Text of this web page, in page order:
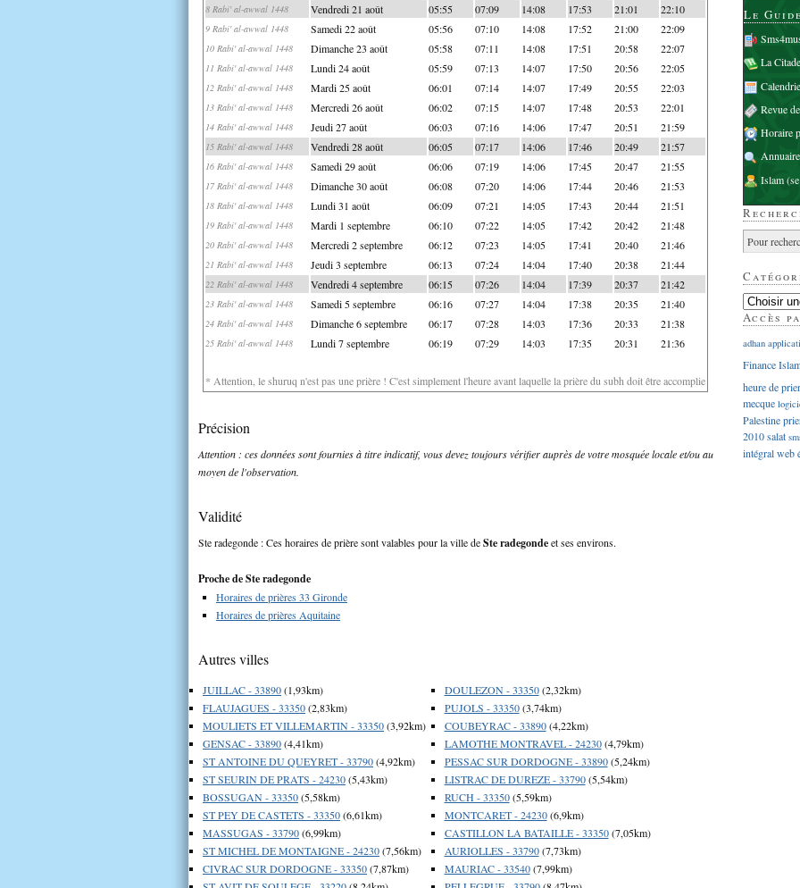
8 Rabi' al-awwal 1448 Vendredi 21 août 05:55 07:09 14:08 17:53 21:01 22:10
9 Rabi' al-awwal 1448 Samedi 22 août 05:56 07:10 14:08 17:52 21:00 22:09
10 Rabi' al-awwal 1448 Dimanche 23 août 05:58 07:11 14:08 17:51 20:58 22:07
11 Rabi' al-awwal 1448 Lundi 24 août 05:59 07:13 14:07 17:50 20:56 22:05
12 Rabi' al-awwal 1448 Mardi 25 août 06:01 07:14 14:07 17:49 20:55 22:03
13 Rabi' al-awwal 1448 Mercredi 26 août 06:02 07:15 14:07 17:48 20:53 22:01
14 Rabi' al-awwal 1448 Jeudi 27 août 06:03 07:16 14:06 17:47 20:51 21:59
15 Rabi' al-awwal 1448 Vendredi 28 août 06:05 07:17 14:06 17:46 20:49 21:57
16 Rabi' al-awwal 1448 Samedi 29 août 06:06 07:19 14:06 17:45 20:47 21:55
17 Rabi' al-awwal 1448 Dimanche 30 août 06:08 07:20 14:06 17:44 20:46 21:53
18 Rabi' al-awwal 1448 Lundi 31 août 06:09 07:21 14:05 17:43 20:44 21:51
19 Rabi' al-awwal 1448 Mardi 1 septembre 06:10 07:22 14:05 17:42 20:42 21:48
20 Rabi' al-awwal 1448 Mercredi 2 septembre 06:12 07:23 14:05 17:41 20:40 21:46
21 Rabi' al-awwal 1448 Jeudi 3 septembre 06:13 07:24 14:04 17:40 20:38 21:44
22 Rabi' al-awwal 1448 Vendredi 4 septembre 06:15 07:26 14:04 17:39 20:37 21:42
23 Rabi' al-awwal 1448 Samedi 5 septembre 06:16 07:27 14:04 17:38 20:35 21:40
24 Rabi' al-awwal 1448 Dimanche 6 septembre 06:17 07:28 14:03 17:36 20:33 21:38
25 Rabi' al-awwal 1448 Lundi 7 septembre 06:19 07:29 14:03 17:35 20:31 21:36
* Attention, le shuruq n'est pas une prière ! C'est simplement l'heure avant laquelle la prière du subh doit être accomplie
Précision
Attention : ces données sont fournies à titre indicatif, vous devez toujours vérifier auprès de votre mosquée locale et/ou au
moyen de l'observation.
Validité
Ste radegonde : Ces horaires de prière sont valables pour la ville deSte radegondeet ses environs.
Proche de Ste radegonde
Horaires de prières 33 Gironde
Horaires de prières Aquitaine
Autres villes
JUILLAC - 33890(1,93km)
FLAUJAGUES - 33350(2,83km)
MOULIETS ET VILLEMARTIN - 33350(3,92km)
GENSAC - 33890(4,41km)
ST ANTOINE DU QUEYRET - 33790(4,92km)
ST SEURIN DE PRATS - 24230(5,43km)
BOSSUGAN - 33350(5,58km)
ST PEY DE CASTETS - 33350(6,61km)
MASSUGAS - 33790(6,99km)
ST MICHEL DE MONTAIGNE - 24230(7,56km)
CIVRAC SUR DORDOGNE - 33350(7,87km)
DOULEZON - 33350(2,32km)
PUJOLS - 33350(3,74km)
COUBEYRAC - 33890(4,22km)
LAMOTHE MONTRAVEL - 24230(4,79km)
PESSAC SUR DORDOGNE - 33890(5,24km)
LISTRAC DE DUREZE - 33790(5,54km)
RUCH - 33350(5,59km)
MONTCARET - 24230(6,9km)
CASTILLON LA BATAILLE - 33350(7,05km)
AURIOLLES - 33790(7,73km)
MAURIAC - 33540(7,99km)
Le
La
Revue
Horaire
Islam
Accès
adhan
Finance
heure de
mecque
Palestine
2010salat
intégralweb